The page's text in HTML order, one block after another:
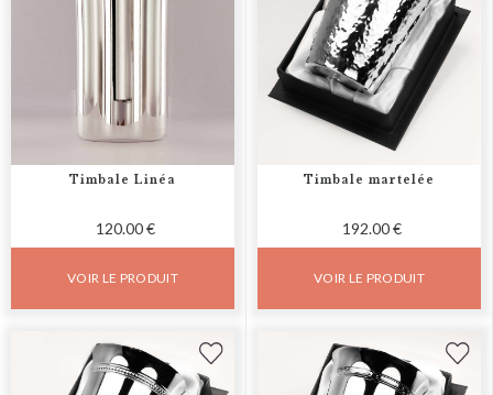
Timbale Linéa
120.00 €
VOIR LE PRODUIT
Timbale martelée
192.00 €
VOIR LE PRODUIT